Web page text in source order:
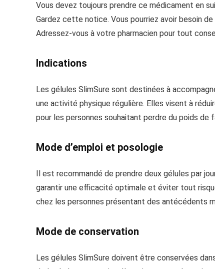
Vous devez toujours prendre ce médicament en
Gardez cette notice. Vous pourriez avoir besoin de
Adressez-vous à votre pharmacien pour tout
Indications
Les gélules SlimSure sont destinées à
une activité physique régulière. Elles visent à
pour les personnes souhaitant perdre du poids
Mode d’emploi et posologie
Il est recommandé de prendre deux gélules par
garantir une efficacité optimale et éviter tout
chez les personnes présentant des antécédents
Mode de conservation
Les gélules SlimSure doivent être conservées